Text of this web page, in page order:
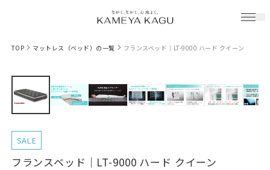
TOP マットレス（ベッド）の一覧 フランスベッド｜LT-9000 ハード クイーン
SALE
フランスベッド｜LT-9000 ハード クイーン